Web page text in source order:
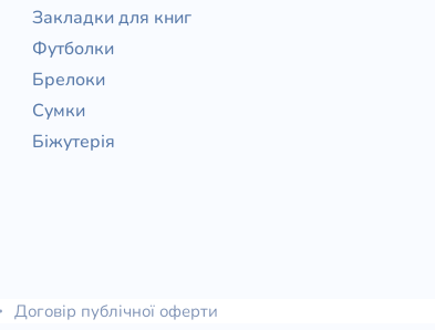
Закладки для книг
Футболки
Брелоки
Сумки
Біжутерія
Договір публічної оферти